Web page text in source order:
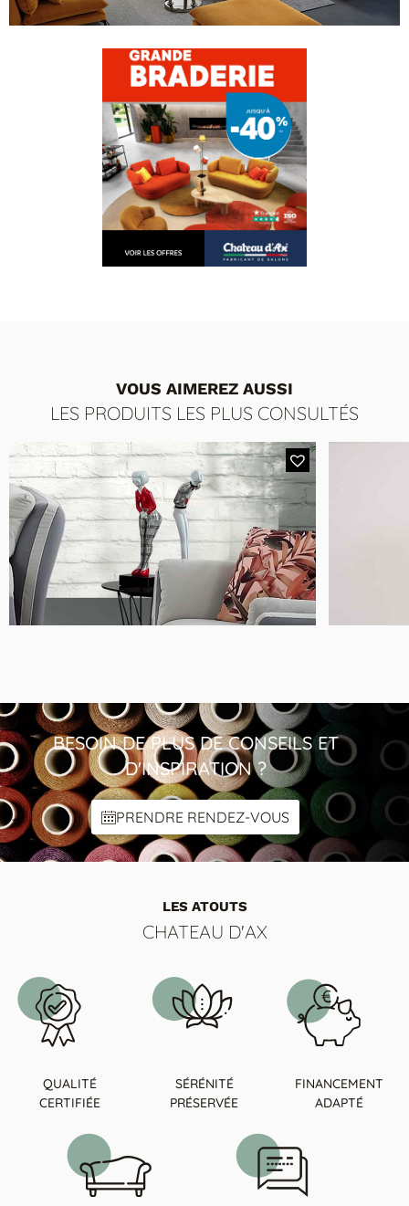
PERSONNALISER VOTRE CANAPÉ
VOUS AIMEREZ AUSSI
LES PRODUITS LES PLUS CONSULTÉS
Couple Statuettes
BESOIN DE PLUS DE CONSEILS ET
D'INSPIRATION ?
PRENDRE RENDEZ-VOUS
LES ATOUTS
CHATEAU D'AX
QUALITÉ
CERTIFIÉE
SÉRÉNITÉ
PRÉSERVÉE
FINANCEMENT
ADAPTÉ